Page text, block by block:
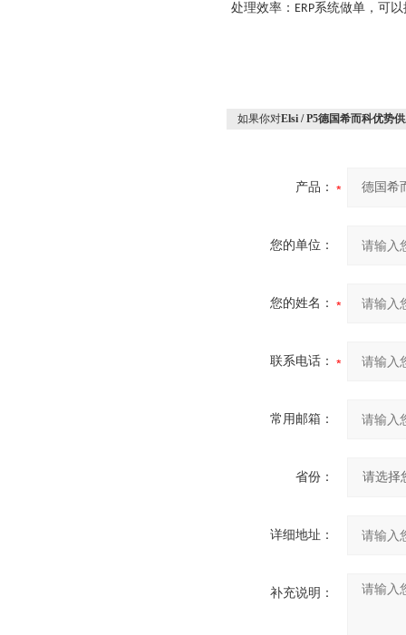
处理效率： ERP系统做单，可
如果你对Elsi / P5德国希而科优势
产品：
您的单位：
您的姓名：
联系电话：
常用邮箱：
省份：
详细地址：
补充说明：